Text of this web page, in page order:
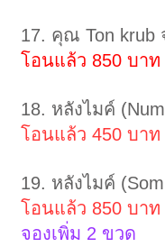
17. คุณ Ton krub
โอนแล้ว 850 บาท
18. หลังไมค์
โอนแล้ว 450 บาท
19. หลังไมค์
โอนแล้ว 850 บาท
จองเพิ่ม 2 ขวด